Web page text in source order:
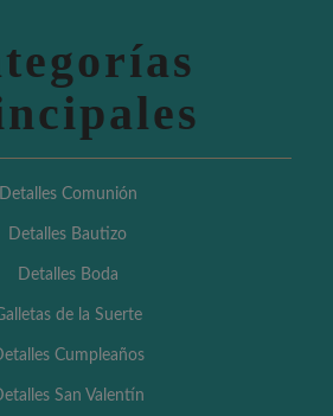
Detalles Comunión
Detalles Bautizo
Detalles Boda
de la Suerte
Cumpleaños
San Valentín